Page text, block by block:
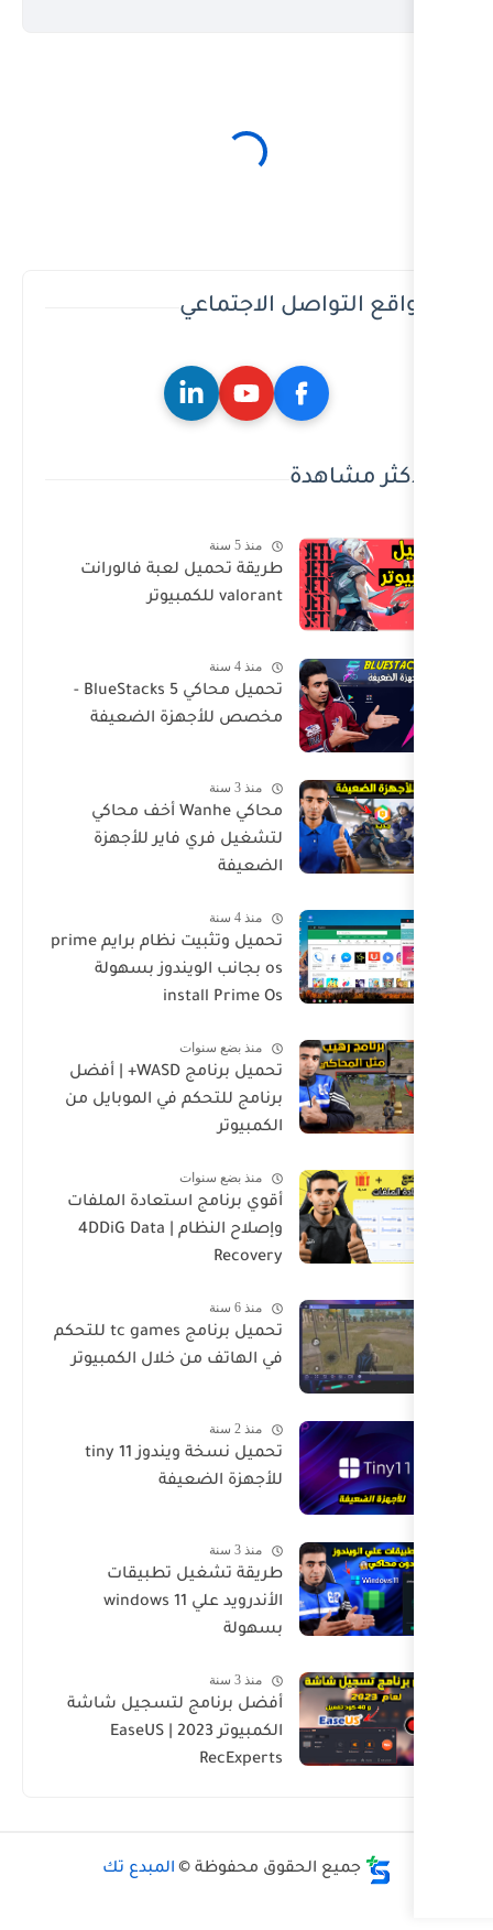
الاجتماعي
طريقة تحميل لعبة فالورانت
valorant للكمبيوتر
تحميل محاكي BlueStacks 5 -
مخصص للأجهزة الضعيفة
محاكي Wanhe أخف محاكي
لتشغيل فري فاير للأجهزة
الضعيفة
تحميل وتثبيت نظام برايم prime
os بجانب الويندوز بسهولة
install Prime Os
منذ بضع سنوات
تحميل برنامج WASD+ | أفضل
برنامج للتحكم في الموبايل من
الكمبيوتر
منذ بضع سنوات
أقوي برنامج استعادة الملفات
وإصلاح النظام | 4DDiG Data
Recovery
تحميل برنامج tc games للتحكم
في الهاتف من خلال الكمبيوتر
تحميل نسخة ويندوز tiny 11
للأجهزة الضعيفة
طريقة تشغيل تطبيقات
الأندرويد علي windows 11
بسهولة
أفضل برنامج لتسجيل شاشة
الكمبيوتر 2023 | EaseUS
RecExperts
محفوظة © المبدع تك